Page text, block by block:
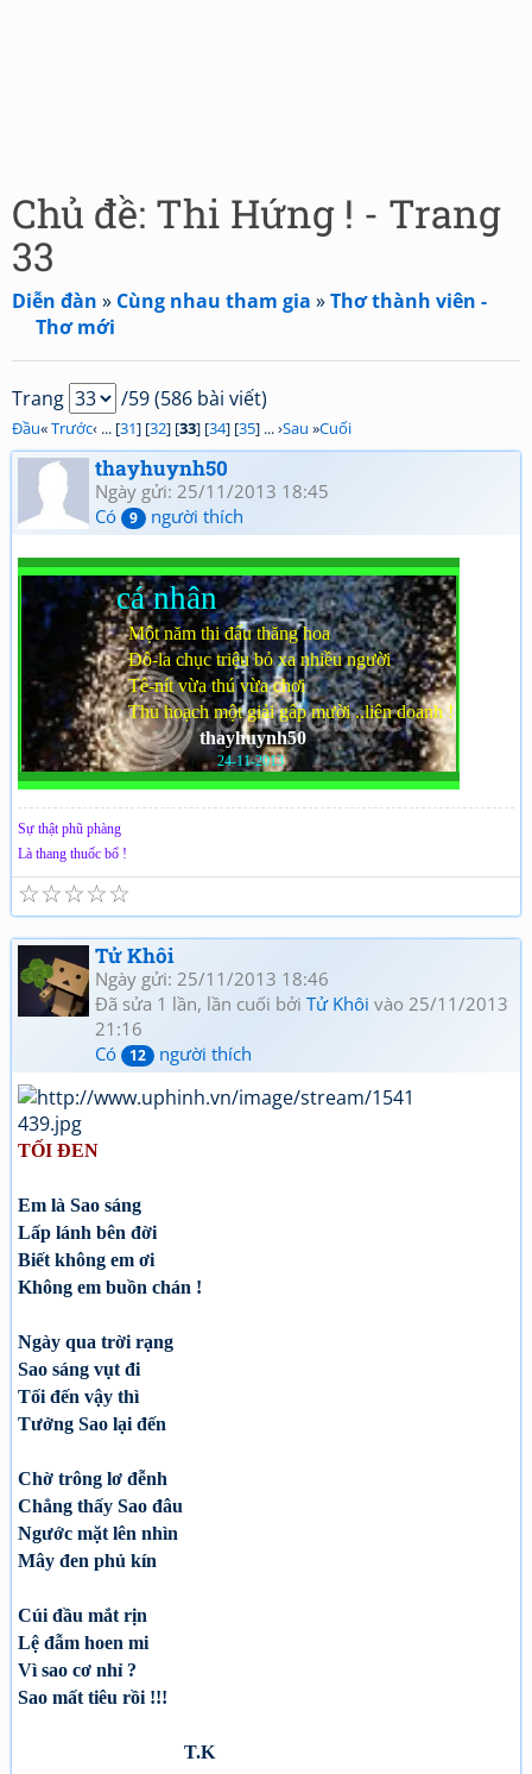
Chủ đề: Thi Hứng ! - Trang
33
Diễn đàn » Cùng nhau tham gia »Thơ thành viên -
Thơ mới
Trang /59 (586 bài viết)
Đầu«Trước‹ ... [31] [32] [33] [34] [35] ... ›Sau »Cuối
thayhuynh50
Ngày gửi: 25/11/2013 18:45
Có
9 người thích
cá nhân
Một năm thi đấu thăng hoa
Đô-la chục triệu bỏ xa nhiều người
Tê-nít vừa thú vừa chơi
Thu hoạch một giải gấp mười ..liên doanh !
thayhuynh50
24-11-2013
Sự thật phũ phàng
Là thang thuốc bổ !
☆
☆
☆
☆
☆
Tử Khôi
Ngày gửi: 25/11/2013 18:46
Đã sửa 1 lần, lần cuối bởi Tử Khôi vào 25/11/2013
21:16
Có
12 người thích
TỐI ĐEN
Em là Sao sáng
Lấp lánh bên đời
Biết không em ơi
Không em buồn chán !
Ngày qua trời rạng
Sao sáng vụt đi
Tối đến vậy thì
Tưởng Sao lại đến
Chờ trông lơ đễnh
Chẳng thấy Sao đâu
Ngước mặt lên nhìn
Mây đen phủ kín
Cúi đầu mắt rịn
Lệ đẫm hoen mi
Vì sao cơ nhỉ ?
Sao mất tiêu rồi !!!
T.K